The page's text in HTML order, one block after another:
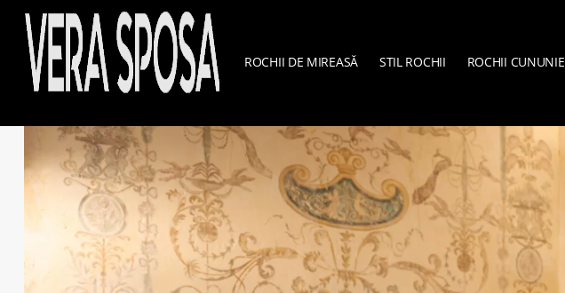
ROCHII DE MIREASĂ STIL ROCHII ROCHII CUNUNIE